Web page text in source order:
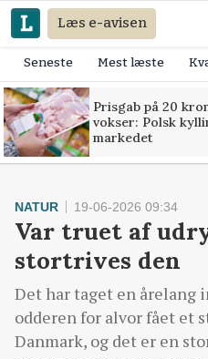
Læs e-avisen
Seneste Mest læste
Prisgab på 20
vokser: Polsk
markedet
NATUR 19-06-2026 09:34
Var truet af
stortrives den
Det har taget en årelang
odderen for alvor fået et
Danmark, og det er en